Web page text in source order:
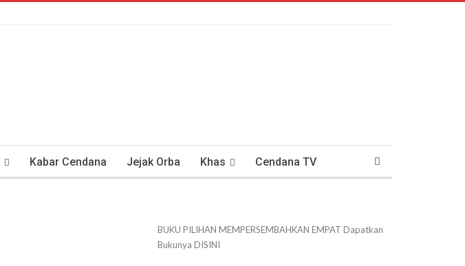
Kabar Cendana Jejak Orba Khas Cendana TV
BUKU PILIHAN MEMPERSEMBAHKAN EMPAT Dapatkan
Bukunya DISINI